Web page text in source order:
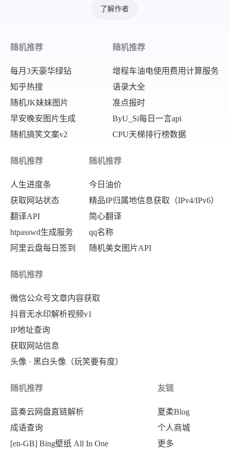
了解作者
随机推荐
每月3天豪华绿钻
知乎热搜
随机JK妹妹图片
早安晚安图片生成
随机搞笑文案v2
随机推荐
增程车油电使用费用计算服务
语录大全
准点报时
ByU_Si每日一言api
CPU天梯排行榜数据
随机推荐
人生进度条
获取网站状态
翻译API
htpasswd生成服务
阿里云盘每日签到
随机推荐
今日油价
精品IP归属地信息获取（IPv4/IPv6）
简心翻译
qq名称
随机美女图片API
随机推荐
微信公众号文章内容获取
抖音无水印解析视频v1
IP地址查询
获取网站信息
头像 · 黑白头像（玩笑要有度）
随机推荐
蓝奏云网盘直链解析
成语查询
[en-GB] Bing壁纸 All In One
友链
夏柔Blog
个人商城
更多